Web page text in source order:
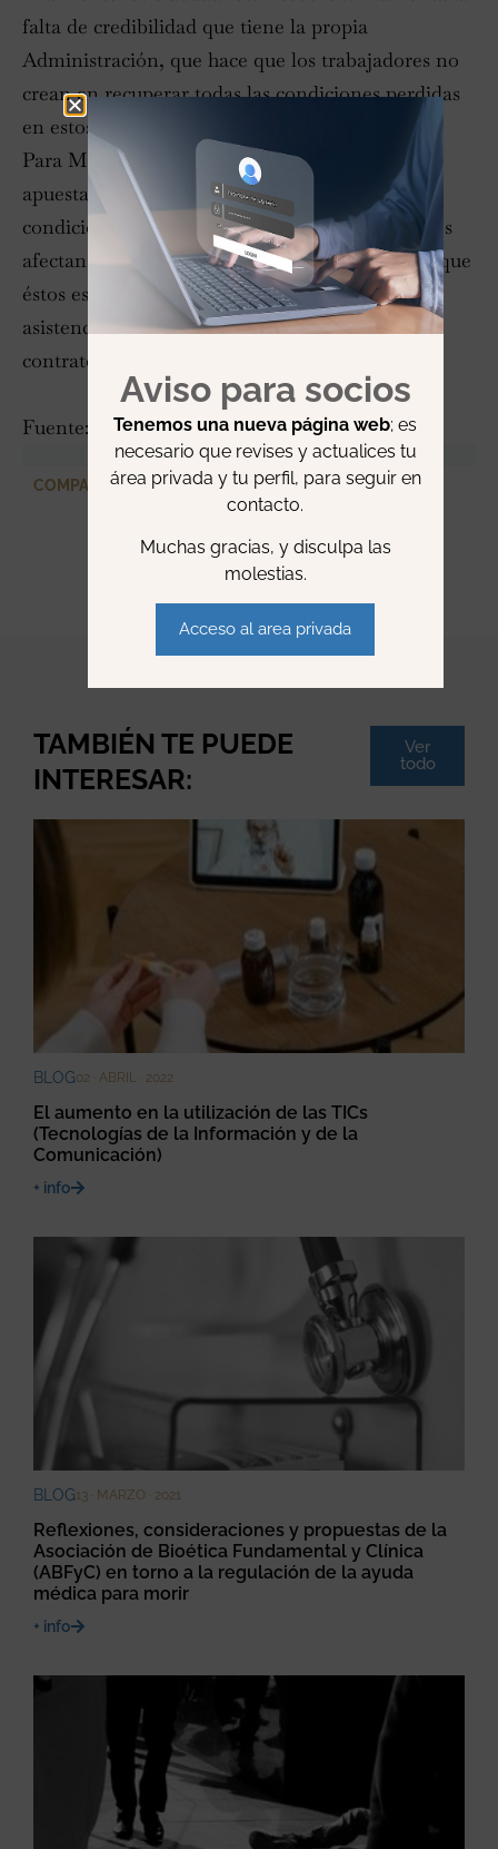
falta de credibilidad que tiene la propia
Administración, que hace que los trabajadores no
crean en recuperar todas las condiciones perdidas
en estos últimos años».
Para Martínez, es «urgente y necesario una
apuesta clara para modificar y conseguir las
condiciones de los trabajadores. Los recortes nos
afectan a todos y el problema más complejo es que
éstos están traduciéndose en una peor calidad
asistencial por la falta de recursos y por de
contratos a tiempo completo».
Fuente: Diario Sur
COMPARTIR
TAMBIÉN TE PUEDE
INTERESAR:
Ver
todo
BLOG02 · ABRIL · 2022
El aumento en la utilización de las TICs
(Tecnologías de la Información y de la
Comunicación)
+ info
BLOG13 · MARZO · 2021
Reflexiones, consideraciones y propuestas de la
Asociación de Bioética Fundamental y Clínica
(ABFyC) en torno a la regulación de la ayuda
médica para morir
+ info
Aviso para socios
Tenemos una nueva página web; es
necesario que revises y actualices tu
área privada y tu perfil, para seguir en
contacto.
Muchas gracias, y disculpa las
molestias.
Acceso al area privada